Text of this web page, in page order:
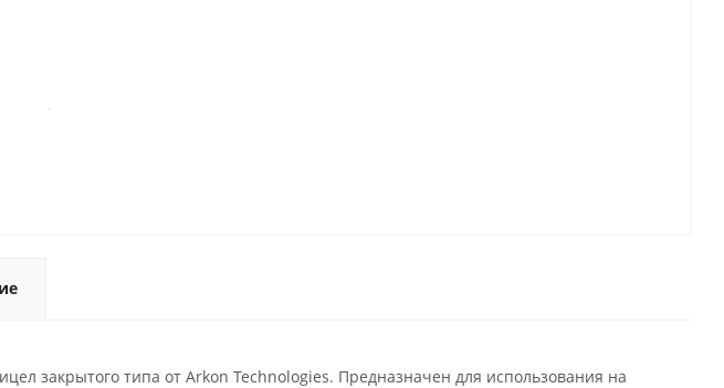
закрытого типа от Arkon Technologies. Предназначен для использования на